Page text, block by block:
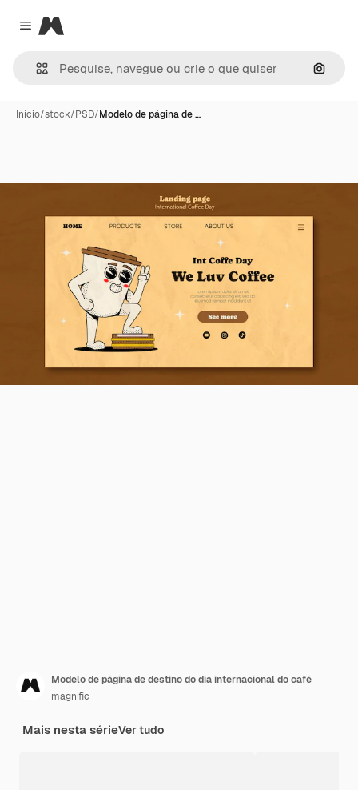
Close menu
Magnific
Início/stock/PSD/Modelo de página de …
Modelo de página de destino do dia internacional do café
magnific
Mais nesta sérieVer tudo